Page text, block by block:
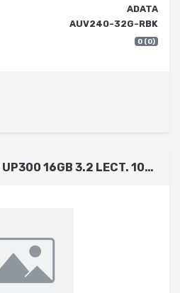
ADATA
AUV240-32G-RBK
0 (0)
MEMORIA USB ACER UP300 16GB 3.2 LECT. 100MB/S ESCRIT. 30MB/S COLOR VERDE BL.9BWWA.556